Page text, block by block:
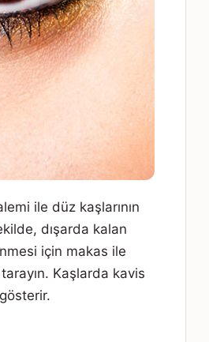
ile düz kaşlarının
dışarda kalan
için makas ile
tarayın. Kaşlarda kavis